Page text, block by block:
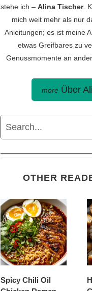
stehe ich – Alina Tischer.
mich weit mehr als nur
Anleitungen; es ist meine
etwas Greifbares zu
Genussmomente an
Über
Search
OTHER
Spicy Chili Oil